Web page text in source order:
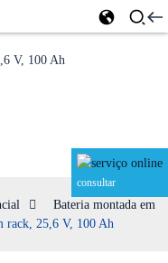
consultar
Bateria montada em
rack, 25,6 V, 100 Ah